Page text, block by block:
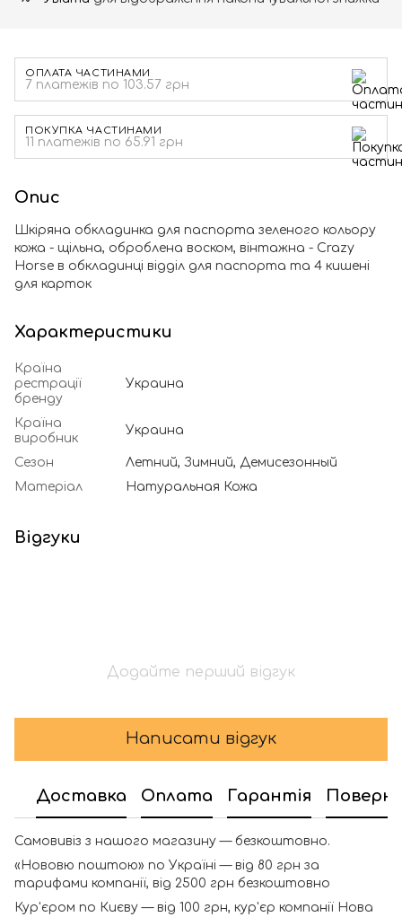
ОПЛАТА ЧАСТИНАМИ
7 платежів по 103.57 грн
ПОКУПКА ЧАСТИНАМИ
11 платежів по 65.91 грн
Опис
Шкіряна обкладинка для паспорта зеленого кольору
кожа - щільна, оброблена воском, вінтажна - Crazy
Horse в обкладинці відділ для паспорта та 4 кишені
для карток
Характеристики
Країна
рестрації
бренду
Украина
Країна
виробник
Украина
Сезон
Летний, Зимний, Демисезонный
Матеріал
Натуральная Кожа
Відгуки
Додайте перший відгук
Написати відгук
Доставка Оплата Гарантія
Самовивіз з нашого магазину — безкоштовно.
«Нововю поштою» по Україні — від 80 грн за
тарифами компанії, від 2500 грн безкоштовно
Кур'єром по Києву — від 100 грн, кур'єр компанії Нова